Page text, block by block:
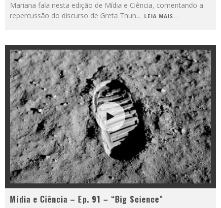
Mariana fala nesta edição de Mídia e Ciência, comentando a
repercussão do discurso de Greta Thun... LEIA MAIS...
Mídia e Ciência – Ep. 91 – “Big Science”